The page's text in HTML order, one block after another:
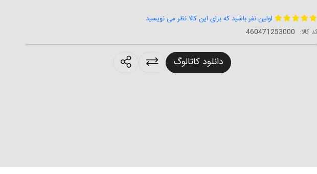
اولین نفر باشید که برای این کالا نظر می نویسید
کالا: 460471253000
دانلود کاتالوگ products.sharing